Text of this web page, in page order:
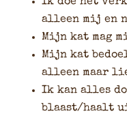
alleen mij en
Mijn kat mag
Mijn kat
alleen maar
Ik kan alles
blaast/haalt